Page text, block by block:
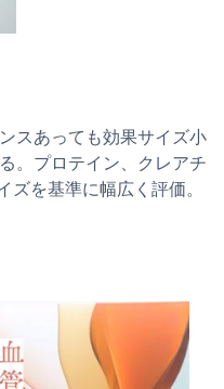
スあっても効果サイズ小
。プロテイン、クレアチ
ズを基準に幅広く評価。